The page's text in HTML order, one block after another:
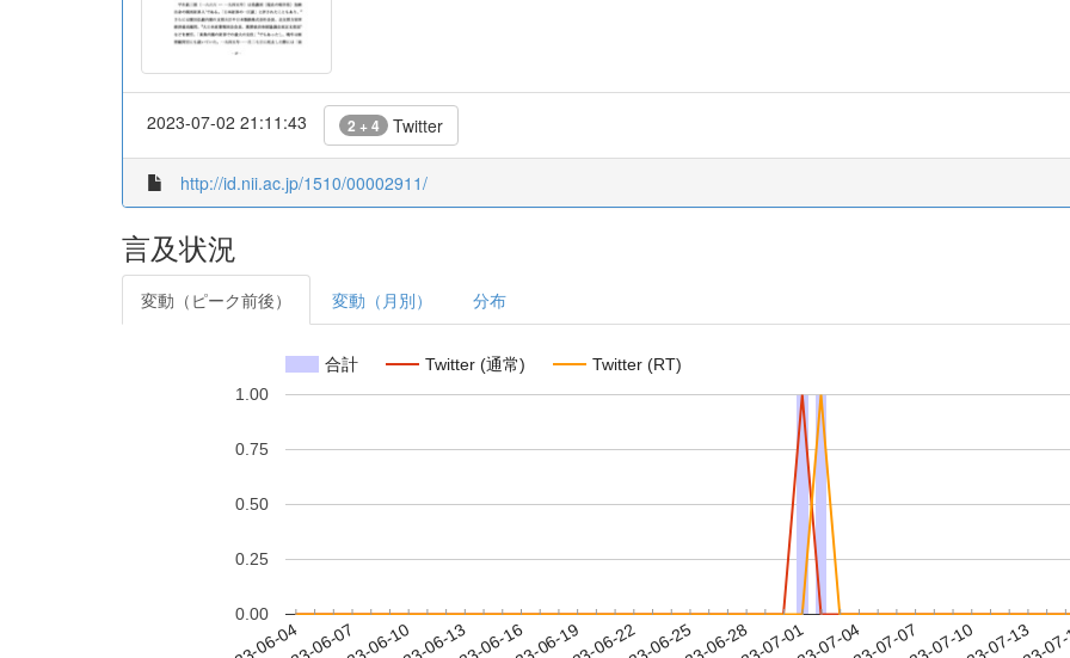
2023-07-02 21:11:43 2 + 4 Twitter
http://id.nii.ac.jp/1510/00002911/
言及状況
変動（ピーク前後） 変動（月別） 分布
合計 Twitter (通常) Twitter (RT)
0.00
0.25
0.50
0.75
1.00